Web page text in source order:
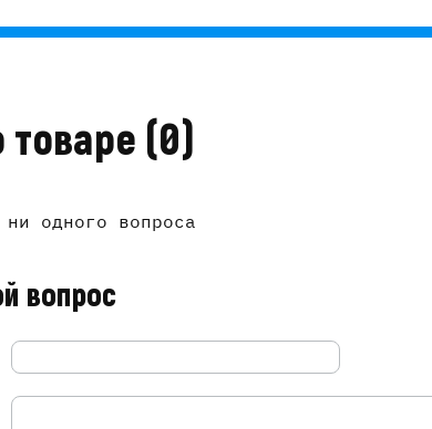
(0)
одного вопроса
вопрос